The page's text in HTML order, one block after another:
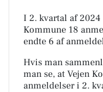
I 2. kvartal af
Kommune 18
endte 6 af
Hvis man
man se, at Vejen
anmeldelser i 2.